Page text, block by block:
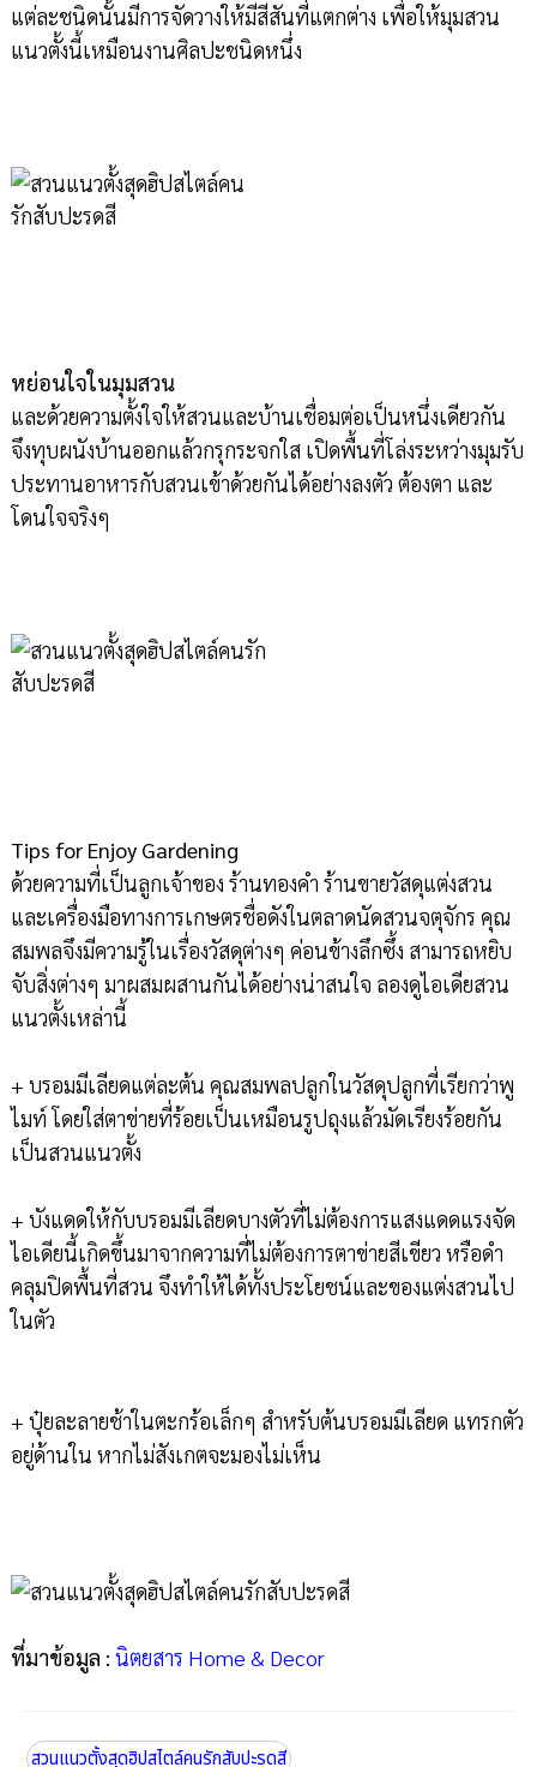
แต่ละชนิดนั้นมีการจัดวางให้มีสีสันที่แตกต่าง เพื่อให้มุมสวน
แนวตั้งนี้เหมือนงานศิลปะชนิดหนึ่ง
หย่อนใจในมุมสวน
และด้วยความตั้งใจให้สวนและบ้านเชื่อมต่อเป็นหนึ่งเดียวกัน
จึงทุบผนังบ้านออกแล้วกรุกระจกใส เปิดพื้นที่โล่งระหว่างมุมรับ
ประทานอาหารกับสวนเข้าด้วยกันได้อย่างลงตัว ต้องตา และ
โดนใจจริงๆ
Tips for Enjoy Gardening
ด้วยความที่เป็นลูกเจ้าของ ร้านทองคำ ร้านขายวัสดุแต่งสวน
และเครื่องมือทางการเกษตรชื่อดังในตลาดนัดสวนจตุจักร คุณ
สมพลจึงมีความรู้ในเรื่องวัสดุต่างๆ ค่อนข้างลึกซึ้ง สามารถหยิบ
จับสิ่งต่างๆ มาผสมผสานกันได้อย่างน่าสนใจ ลองดูไอเดียสวน
แนวตั้งเหล่านี้
+ บรอมมีเลียดแต่ละต้น คุณสมพลปลูกในวัสดุปลูกที่เรียกว่าพู
ไมท์ โดยใส่ตาข่ายที่ร้อยเป็นเหมือนรูปถุงแล้วมัดเรียงร้อยกัน
เป็นสวนแนวตั้ง
+ บังแดดให้กับบรอมมีเลียดบางตัวที่ไม่ต้องการแสงแดดแรงจัด
ไอเดียนี้เกิดขึ้นมาจากความที่ไม่ต้องการตาข่ายสีเขียว หรือดำ
คลุมปิดพื้นที่สวน จึงทำให้ได้ทั้งประโยชน์และของแต่งสวนไป
ในตัว
+ ปุ๋ยละลายช้าในตะกร้อเล็กๆ สำหรับต้นบรอมมีเลียด แทรกตัว
อยู่ด้านใน หากไม่สังเกตจะมองไม่เห็น
ที่มาข้อมูล : นิตยสาร Home & Decor
สวนแนวตั้งสุดฮิปสไตล์คนรักสับปะรดสี